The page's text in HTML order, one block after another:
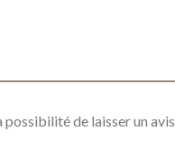
de laisser un avis.